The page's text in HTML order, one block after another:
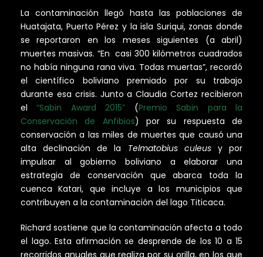
La contaminación llegó hasta las poblaciones de
Huatajata, Puerto Pérez y la isla Suriqui, zonas donde
se reportaron en los meses siguientes (a abril)
muertes masivas. “En casi 300 kilómetros cuadrados
no había ninguna rana viva. Todas muertas”, recordó
el científico boliviano premiado por su trabajo
durante esa crisis. Junto a Claudia Cortez recibieron
el “Sabin Award 2015” (Premio Sabin para la
Conservación de Anfibios) por su respuesta de
conservación a las miles de muertes que causó una
alta declinación de la Telmatobius culeusy por
impulsar al gobierno boliviano a elaborar una
estrategia de conservación que abarca toda la
cuenca Katari, que incluye a los municipios que
contribuyen a la contaminación del lago Titicaca.
Richard sostiene que la contaminación afecta a todo
el lago. Esta afirmación se desprende de los 10 a 15